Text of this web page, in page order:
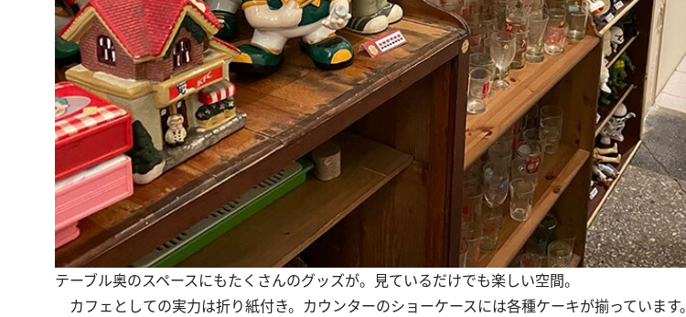
テーブル奥のスペースにもたくさんのグッズが。見ているだけでも楽しい空間。
カフェとしての実力は折り紙付き。カウンターのショーケースには各種ケーキが揃っています。